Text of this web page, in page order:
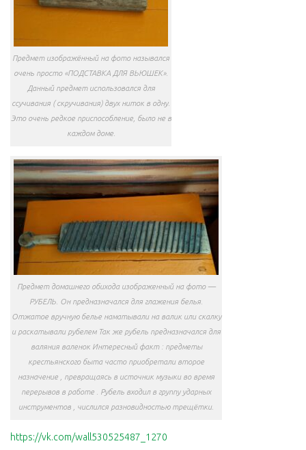
Предмет изображённый на фото назывался
очень просто «ПОДСТАВКА ДЛЯ ВЬЮШЕК».
Данный предмет использовался для
ссучивания ( скручивания) двух ниток в одну.
Это очень редкое приспособление, было не в
каждом доме.
Предмет домашнего обихода изображенный на фото —
РУБЕЛЬ. Он предназначался для глажения белья.
Отжатое вручную ️белье наматывали на валик или скалку
и раскатывали рубелем Так же рубель предназначался для
валяния валенок Интересный факт : предметы
крестьянского быта часто приобретали второе
назначение , превращаясь в источник музыки во время
перерывов в работе . Рубель входил в группу ударных
инструментов , числился разновидностью трещётки.
https://vk.com/wall530525487_1270